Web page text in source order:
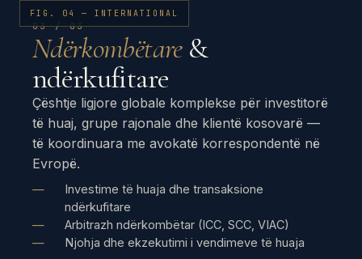
FIG. 04 — INTERNATIONAL
03 / 03
Ndërkombëtare&
ndërkufitare
Çështje ligjore globale komplekse për investitorë
të huaj, grupe rajonale dhe klientë kosovarë —
të koordinuara me avokatë korrespondentë në
Evropë.
Investime të huaja dhe transaksione
ndërkufitare
Arbitrazh ndërkombëtar (ICC, SCC, VIAC)
Njohja dhe ekzekutimi i vendimeve të huaja